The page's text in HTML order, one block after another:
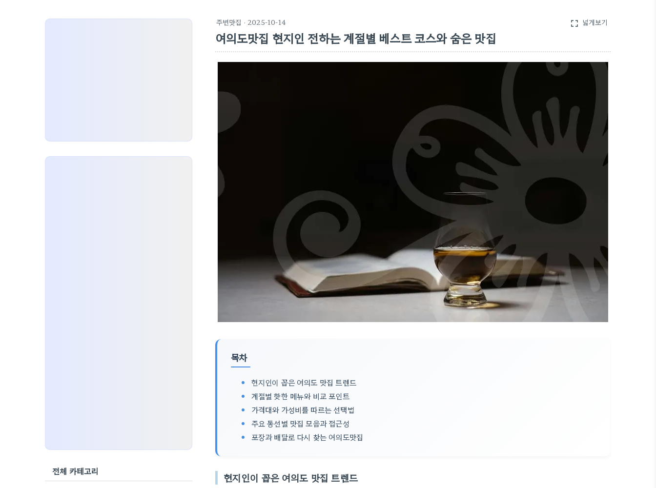
주변맛집 · 2025-10-14 fullscreen 넓게보기
여의도맛집 현지인 전하는 계절별 베스트 코스와 숨은 맛집
목차
현지인이 꼽은 여의도 맛집 트렌드
계절별 핫한 메뉴와 비교 포인트
가격대와 가성비를 따르는 선택법
주요 동선별 맛집 모음과 접근성
포장과 배달로 다시 찾는 여의도맛집
현지인이 꼽은 여의도 맛집 트렌드
전체 카테고리